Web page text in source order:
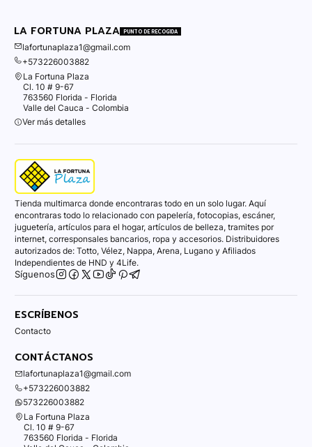
LA FORTUNA PLAZA PUNTO DE RECOGIDA
lafortunaplaza1@gmail.com
+573226003882
La Fortuna Plaza
Cl. 10 # 9-67
763560 Florida - Florida
Valle del Cauca - Colombia
Ver más detalles
Tienda multimarca donde encontraras todo en un solo lugar. Aquí
encontraras todo lo relacionado con papelería, fotocopias, escáner,
juguetería, artículos para el hogar, artículos de belleza, tramites por
internet, corresponsales bancarios, ropa y accesorios. Distribuidores
autorizados de: Totto, Vélez, Nappa, Arena, Lugano y Afiliados
Independientes de HND y 4Life.
Síguenos
ESCRÍBENOS
Contacto
CONTÁCTANOS
lafortunaplaza1@gmail.com
+573226003882
573226003882
La Fortuna Plaza
Cl. 10 # 9-67
763560 Florida - Florida